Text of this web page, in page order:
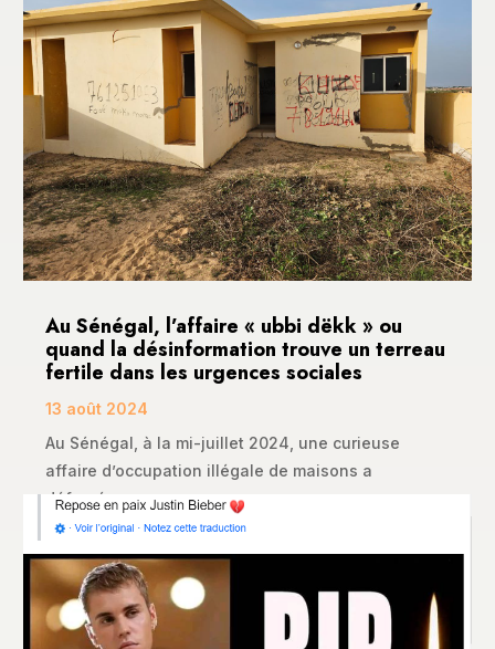
Au Sénégal, l’affaire « ubbi dëkk » ou
quand la désinformation trouve un terreau
fertile dans les urgences sociales
13 août 2024
Au Sénégal, à la mi-juillet 2024, une curieuse
affaire d’occupation illégale de maisons a
défrayé...